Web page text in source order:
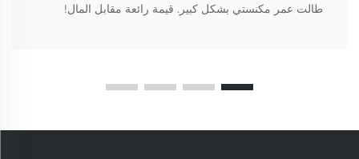
طالت عمر مكنستي بشكل كبير. قيمة رائعة مقابل المال!